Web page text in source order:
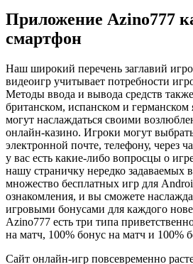
Приложение Azino777
смартфон
Наш широкий перечень заглавий
видеоигр учитывает потребности
Методы ввода и вывода средств
британском, испанском и
могут наслаждаться своими
онлайн-казино. Игроки могут
электронной почте, телефону, через
у вас есть какие-либо вопросцы о
нашу страничку нередко задаваемых
множество бесплатных игр для
ознакомления, и вы сможете
игровыми бонусами для каждого
Azino777 есть три типа
на матч, 100% бонус на матч и 100%
Сайт онлайн-игр повсевременно